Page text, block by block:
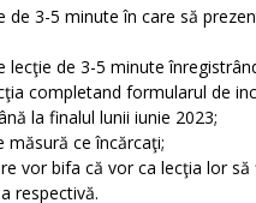
de 3-5 minute în care să
de 3-5 minute
completand formularul de
la finalul lunii iunie 2023;
măsură ce încărcaţi;
vor bifa că vor ca lecţia lor
respectivă.